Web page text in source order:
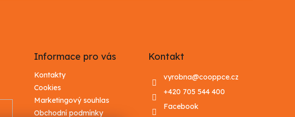
Informace pro vás
Kontakty
Cookies
Marketingový souhlas
Obchodní podmínky
Kontakt
vyrobna@cooppce.cz
+420 705 544 400
Facebook